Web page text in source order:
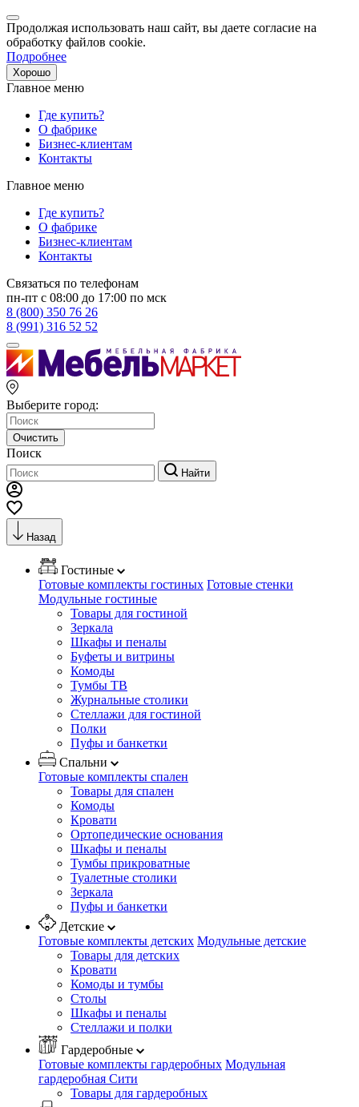
Продолжая использовать наш сайт, вы даете согласие на
обработку файлов cookie.
Подробнее
Хорошо
Главное меню
Где купить?
О фабрике
Бизнес-клиентам
Контакты
Главное меню
Где купить?
О фабрике
Бизнес-клиентам
Контакты
Связаться по телефонам
пн-пт с 08:00 до 17:00 по мск
8 (800) 350 76 26
8 (991) 316 52 52
Выберите город:
Очистить
Поиск
Найти
Назад
Гостиные
Готовые комплекты гостиных Готовые стенки
Модульные гостиные
Товары для гостиной
Зеркала
Шкафы и пеналы
Буфеты и витрины
Комоды
Тумбы ТВ
Журнальные столики
Стеллажи для гостиной
Полки
Пуфы и банкетки
Спальни
Готовые комплекты спален
Товары для спален
Комоды
Кровати
Ортопедические основания
Шкафы и пеналы
Тумбы прикроватные
Туалетные столики
Зеркала
Пуфы и банкетки
Детские
Готовые комплекты детских Модульные детские
Товары для детских
Кровати
Комоды и тумбы
Столы
Шкафы и пеналы
Стеллажи и полки
Гардеробные
Готовые комплекты гардеробных Модульная
гардеробная Сити
Товары для гардеробных